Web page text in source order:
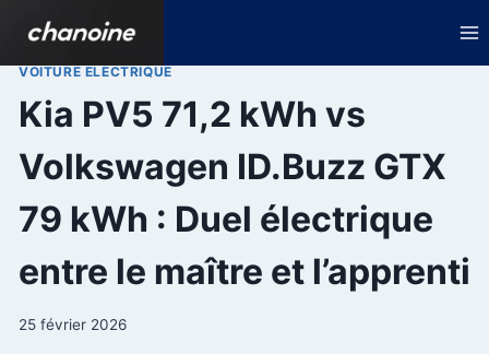
contenu
VOITURE ELECTRIQUE
Kia PV5 71,2 kWh vs
Volkswagen ID.Buzz GTX
79 kWh : Duel électrique
entre le maître et l’apprenti
25 février 2026